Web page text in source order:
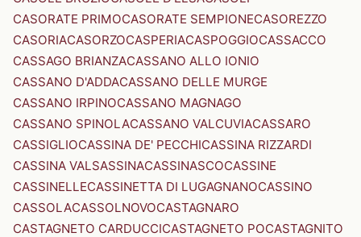
CASORATE PRIMOCASORATE SEMPIONECASOREZZO
CASORIACASORZOCASPERIACASPOGGIOCASSACCO
CASSAGO BRIANZACASSANO ALLO IONIO
CASSANO D'ADDACASSANO DELLE MURGE
CASSANO IRPINOCASSANO MAGNAGO
CASSANO SPINOLACASSANO VALCUVIACASSARO
CASSIGLIOCASSINA DE' PECCHICASSINA RIZZARDI
CASSINA VALSASSINACASSINASCOCASSINE
CASSINELLECASSINETTA DI LUGAGNANOCASSINO
CASSOLACASSOLNOVOCASTAGNARO
CASTAGNETO CARDUCCICASTAGNETO POCASTAGNITO